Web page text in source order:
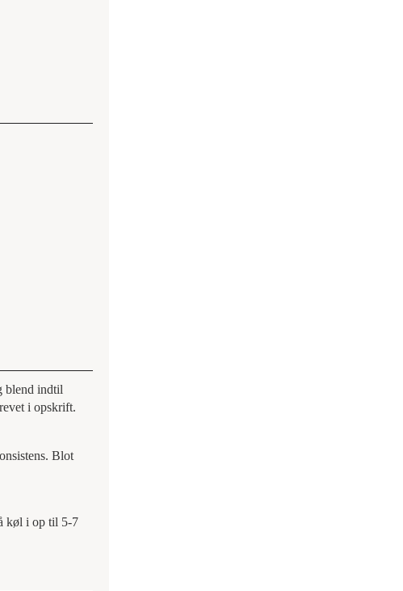
blend indtil
i opskrift.
Blot
køl i op til 5-7